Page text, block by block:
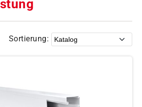
Sortierung: